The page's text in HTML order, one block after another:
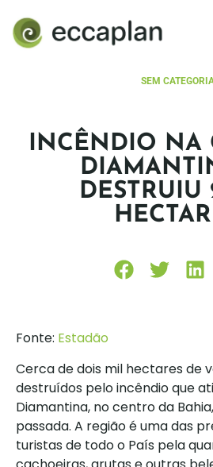
SEM
INCÊNDIO NA
DESTRUIU
Fonte: Estadão
Cerca de dois mil hectares de
destruídos pelo incêndio que
Diamantina, no centro da
passada. A região é uma das
turistas de todo o País pela